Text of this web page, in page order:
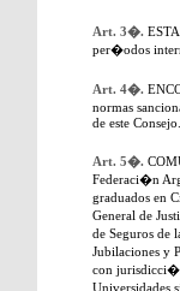
Art. 3�.
per�odos
Art. 4�.
normas
de este Consejo.
Art. 5�.
Federaci�n
graduados en
General de
de Seguros de
Jubilaciones y
con
Universidades